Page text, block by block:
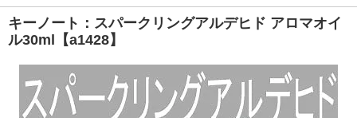
キーノート：スパークリングアルデヒド アロマオイ
ル30ml【a1428】